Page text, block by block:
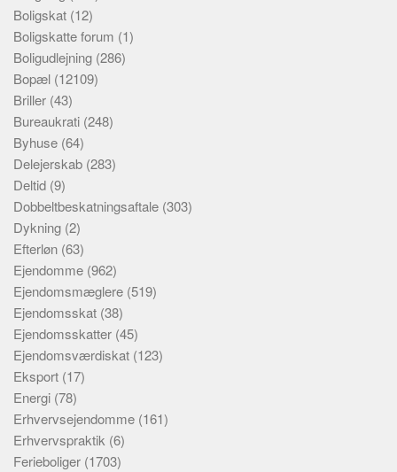
Boligskat (12)
Boligskatte forum (1)
Boligudlejning (286)
Bopæl (12109)
Briller (43)
Bureaukrati (248)
Byhuse (64)
Delejerskab (283)
Deltid (9)
Dobbeltbeskatningsaftale (303)
Dykning (2)
Efterløn (63)
Ejendomme (962)
Ejendomsmæglere (519)
Ejendomsskat (38)
Ejendomsskatter (45)
Ejendomsværdiskat (123)
Eksport (17)
Energi (78)
Erhvervsejendomme (161)
Erhvervspraktik (6)
Ferieboliger (1703)